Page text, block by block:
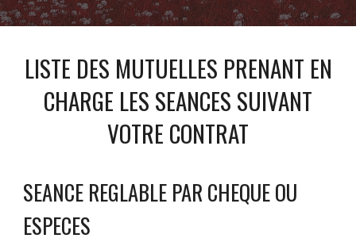
LISTE DES MUTUELLES PRENANT EN
CHARGE LES SEANCES SUIVANT
VOTRE CONTRAT
SEANCE REGLABLE PAR CHEQUE OU
ESPECES